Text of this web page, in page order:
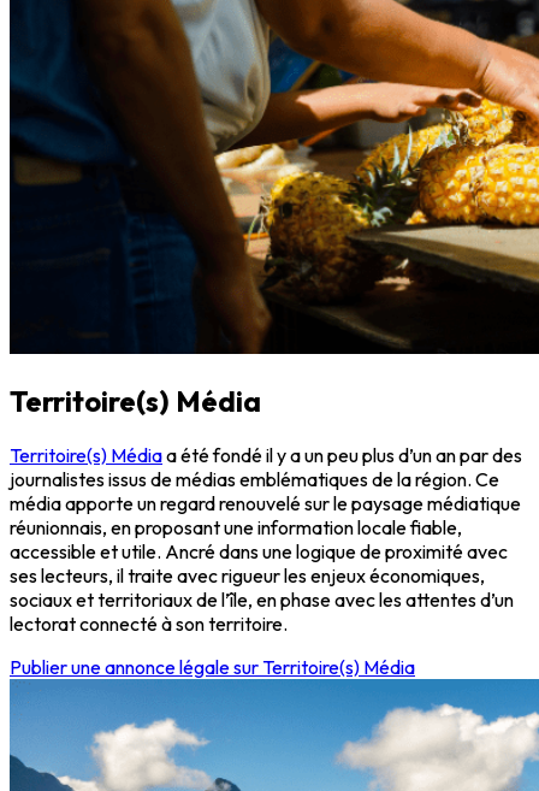
Territoire(s) Média
Territoire(s) Médiaa été fondé il y a un peu plus d’un an par des
journalistes issus de médias emblématiques de la région. Ce
média apporte un regard renouvelé sur le paysage médiatique
réunionnais, en proposant une information locale fiable,
accessible et utile. Ancré dans une logique de proximité avec
ses lecteurs, il traite avec rigueur les enjeux économiques,
sociaux et territoriaux de l’île, en phase avec les attentes d’un
lectorat connecté à son territoire.
Publier une annonce légale sur Territoire(s) Média